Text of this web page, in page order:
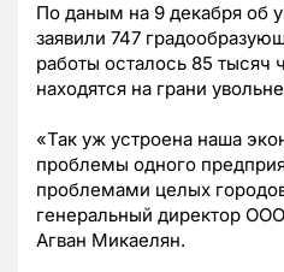
По даным на 9 декабря об
заявили 747
работы осталось 85 тысяч
находятся на грани
«Так уж устроена наша
проблемы одного
проблемами целых
генеральный директор
Агван Микаелян.